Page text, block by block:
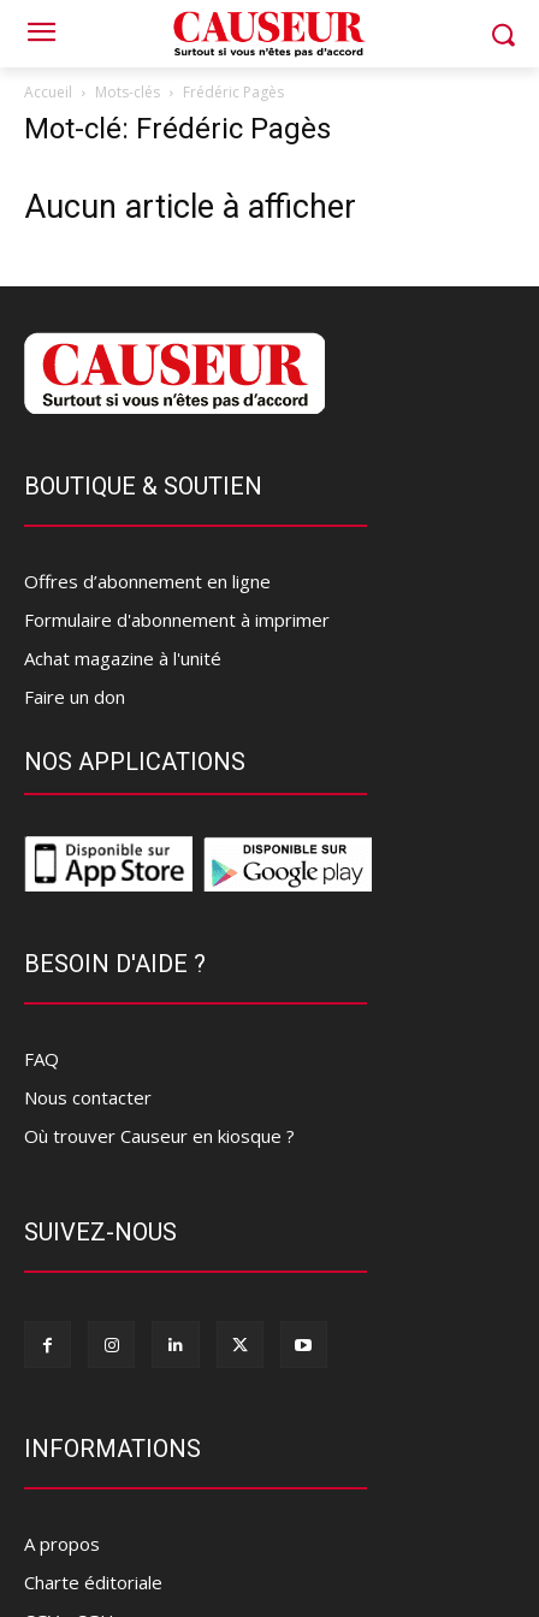
Accueil Mots-clés Frédéric Pagès
Mot-clé: Frédéric Pagès
Aucun article à afficher
BOUTIQUE & SOUTIEN
Offres d’abonnement en ligne
Formulaire d'abonnement à imprimer
Achat magazine à l'unité
Faire un don
NOS APPLICATIONS
BESOIN D'AIDE ?
FAQ
Nous contacter
Où trouver Causeur en kiosque ?
SUIVEZ-NOUS
INFORMATIONS
A propos
Charte éditoriale